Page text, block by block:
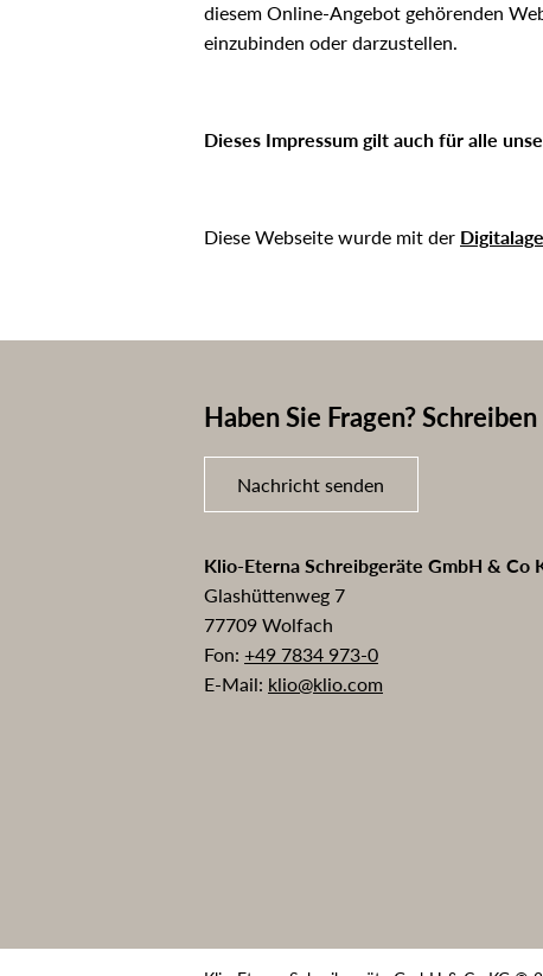
diesem Online-Angebot gehörenden
einzubinden oder darzustellen.
Dieses Impressum gilt auch für alle
Diese Webseite wurde mit der
Haben Sie Fragen? Schreiben
Nachricht senden
Klio-Eterna Schreibgeräte GmbH & Co
Glashüttenweg 7
77709 Wolfach
Fon: +49 7834 973-0
E-Mail: klio@klio.com